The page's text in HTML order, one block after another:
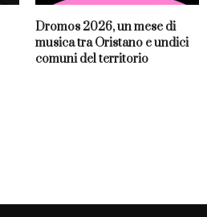
Dromos 2026, un mese di
musica tra Oristano e undici
comuni del territorio